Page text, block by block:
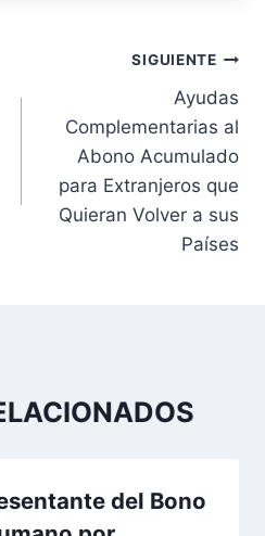
SIGUIENTE
Ayudas
Complementarias al
Abono Acumulado
para Extranjeros que
Quieran Volver a sus
Países
del Bono